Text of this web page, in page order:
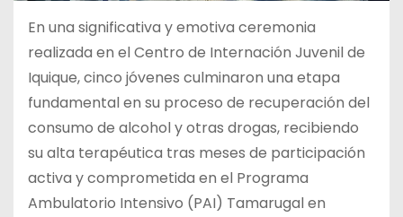
En una significativa y emotiva ceremonia
realizada en el Centro de Internación Juvenil de
Iquique, cinco jóvenes culminaron una etapa
fundamental en su proceso de recuperación del
consumo de alcohol y otras drogas, recibiendo
su alta terapéutica tras meses de participación
activa y comprometida en el Programa
Ambulatorio Intensivo (PAI) Tamarugal en